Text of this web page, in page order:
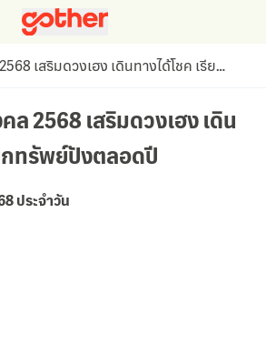
ตารางสีเสื้อมงคล 2568 เสริมดวงเฮง เดินทางได้โชค เรียกทรัพย์ปังตลอดปี
ล 2568 เสริมดวงเฮง เดิน
กทรัพย์ปังตลอดปี
ประจำวัน